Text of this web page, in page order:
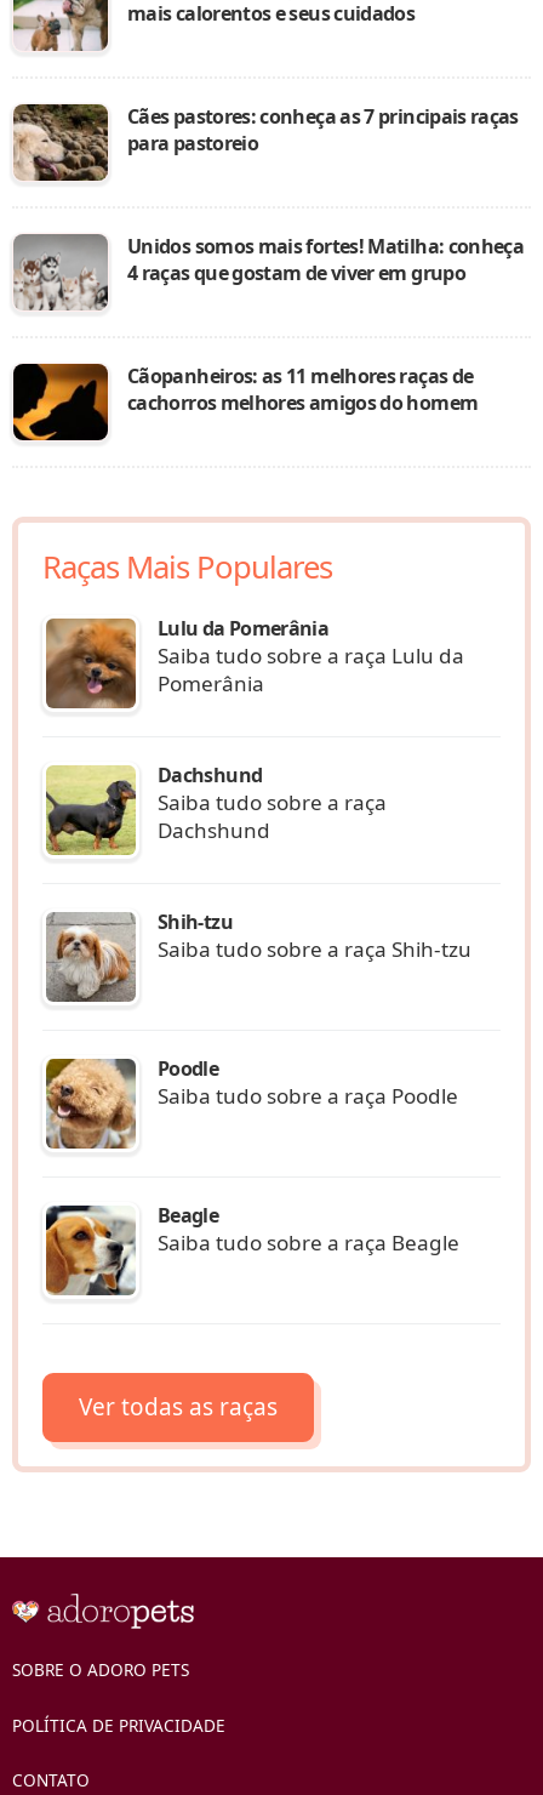
mais calorentos e seus cuidados
Cães pastores: conheça as 7 principais raças
para pastoreio
Unidos somos mais fortes! Matilha: conheça
4 raças que gostam de viver em grupo
Cãopanheiros: as 11 melhores raças de
cachorros melhores amigos do homem
Raças Mais Populares
Lulu da Pomerânia
Saiba tudo sobre a raça Lulu da
Pomerânia
Dachshund
Saiba tudo sobre a raça
Dachshund
Shih-tzu
Saiba tudo sobre a raça Shih-tzu
Poodle
Saiba tudo sobre a raça Poodle
Beagle
Saiba tudo sobre a raça Beagle
Ver todas as raças
SOBRE O ADORO PETS
POLÍTICA DE PRIVACIDADE
CONTATO